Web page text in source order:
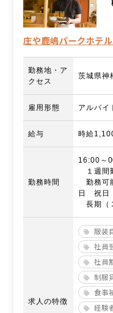
庄や鹿嶋パークホテ
勤務地・ア
クセス
茨城県神
雇用形態 アルバイ
給与 時給
勤務時間
16:00～
１週間
勤務
日 祝日
長期（
求人の特徴
服装
社員
社員
制服
食事
経験